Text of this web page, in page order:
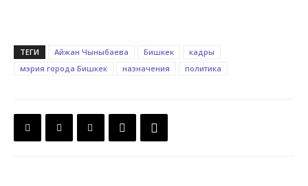
ТЕГИ Айжан Чыныбаева Бишкек
кадры
мэрия города Бишкек
назначения политика